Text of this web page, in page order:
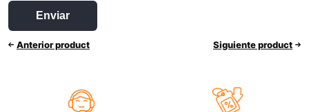
Anterior product Siguiente product